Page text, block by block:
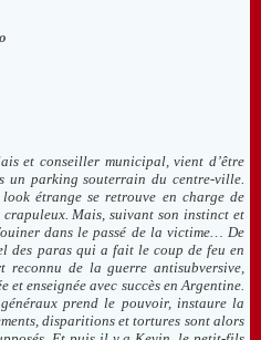
et conseiller municipal, vient d’être
un parking souterrain du centre-ville.
étrange se retrouve en charge de
crapuleux. Mais, suivant son instinct et
dans le passé de la victime… De
des paras qui a fait le coup de feu en
de la guerre antisubversive,
enseignée avec succès en Argentine.
prend le pouvoir, instaure la
disparitions et tortures sont alors